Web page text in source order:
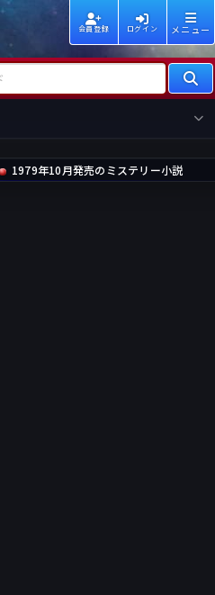
会員登録 ログイン メニュー
新着
レビュー
新刊
情報
1979年10月発売のミステリー小説